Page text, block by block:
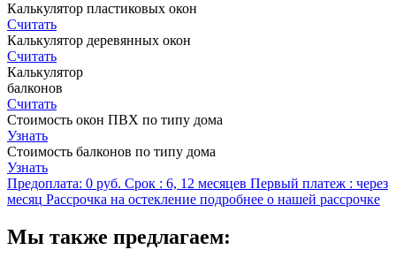
Калькулятор пластиковых окон
Считать
Калькулятор деревянных окон
Считать
Калькулятор
балконов
Считать
Стоимость окон ПВХ по типу дома
Узнать
Стоимость балконов по типу дома
Узнать
Предоплата: 0 руб. Срок : 6, 12 месяцев Первый платеж : через
месяц Рассрочка на остекление подробнее о нашей рассрочке
Мы также предлагаем: